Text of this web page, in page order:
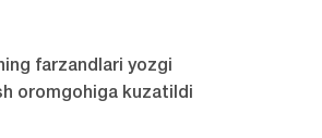
farzandlari yozgi
oromgohiga kuzatildi